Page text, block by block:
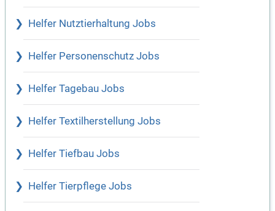
Helfer Nutztierhaltung Jobs
Helfer Personenschutz Jobs
Helfer Tagebau Jobs
Helfer Textilherstellung Jobs
Helfer Tiefbau Jobs
Helfer Tierpflege Jobs